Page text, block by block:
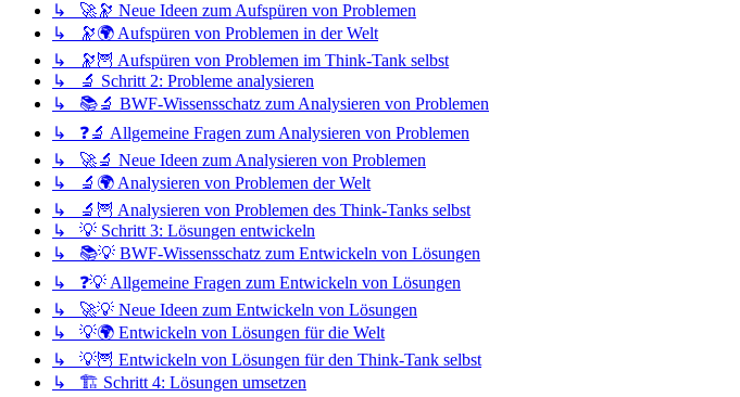
↳ 🚀🔭 Neue Ideen zum Aufspüren von Problemen
↳ 🔭🌍 Aufspüren von Problemen in der Welt
↳ 🔭🦉 Aufspüren von Problemen im Think-Tank selbst
↳ 🔬 Schritt 2: Probleme analysieren
↳ 📚🔬 BWF-Wissensschatz zum Analysieren von Problemen
↳ ❓🔬 Allgemeine Fragen zum Analysieren von Problemen
↳ 🚀🔬 Neue Ideen zum Analysieren von Problemen
↳ 🔬🌍 Analysieren von Problemen der Welt
↳ 🔬🦉 Analysieren von Problemen des Think-Tanks selbst
↳ 💡 Schritt 3: Lösungen entwickeln
↳ 📚💡 BWF-Wissensschatz zum Entwickeln von Lösungen
↳ ❓💡 Allgemeine Fragen zum Entwickeln von Lösungen
↳ 🚀💡 Neue Ideen zum Entwickeln von Lösungen
↳ 💡🌍 Entwickeln von Lösungen für die Welt
↳ 💡🦉 Entwickeln von Lösungen für den Think-Tank selbst
↳ 🏗️ Schritt 4: Lösungen umsetzen